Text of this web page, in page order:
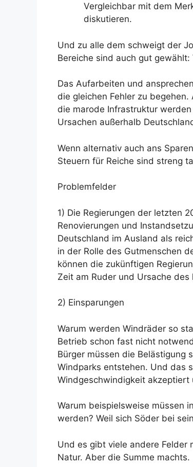
Vergleichbar mit dem
diskutieren.
Und zu alle dem schweigt der
Bereiche sind auch gut
Das Aufarbeiten und
die gleichen Fehler zu
die marode Infrastruktur
Ursachen außerhalb
Wenn alternativ auch ans
Steuern für Reiche sind streng
Problemfelder
1) Die Regierungen der letzten
Renovierungen und
Deutschland im Ausland als
in der Rolle des Gutmenschen
können die zukünftigen
Zeit am Ruder und Ursache des
2) Einsparungen
Warum werden Windräder so
Betrieb schon fast nicht
Bürger müssen die Belästigung
Windparks entstehen. Und das
Windgeschwindigkeit
Warum beispielsweise müssen
werden? Weil sich Söder bei
Und es gibt viele andere Felder
Natur. Aber die Summe machts.